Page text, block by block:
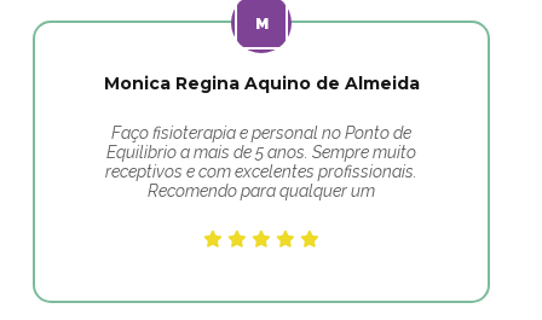
Monica Regina Aquino de Almeida
Faço fisioterapia e personal no Ponto de
Equilibrio a mais de 5 anos. Sempre muito
receptivos e com excelentes profissionais.
Recomendo para qualquer um